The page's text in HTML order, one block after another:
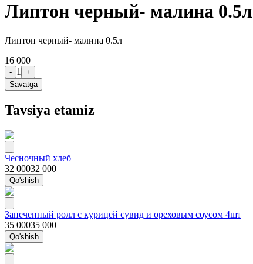
Липтон черный- малина 0.5л
Липтон черный- малина 0.5л
16 000
- 1
+
Savatga
Tavsiya etamiz
Чесночный хлеб
32 00032 000
Qo'shish
Запеченный ролл с курицей сувид и ореховым соусом 4шт
35 00035 000
Qo'shish